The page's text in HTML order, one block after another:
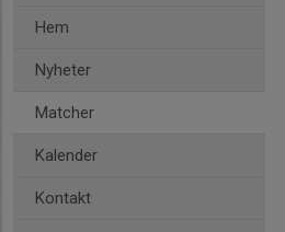
Hem
Nyheter
Matcher
Kalender
Kontakt